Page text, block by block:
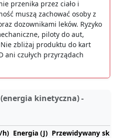
przenika przez ciało i
muszą zachować osoby z
dozownikami leków. Ryzyko
piloty do aut,
zbliżaj produktu do kart
ani czułych przyrządach
kinetyczna) -
h) Energia (J) Przewidywany